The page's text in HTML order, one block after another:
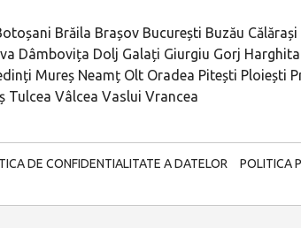
Brăila Brașov București Buzău Călărași
Dâmbovița Dolj Galați Giurgiu Gorj Harghita
Mureș Neamț Olt Oradea Pitești Ploiești
Tulcea Vâlcea Vaslui Vrancea
DE CONFIDENTIALITATE A DATELOR POLITICA